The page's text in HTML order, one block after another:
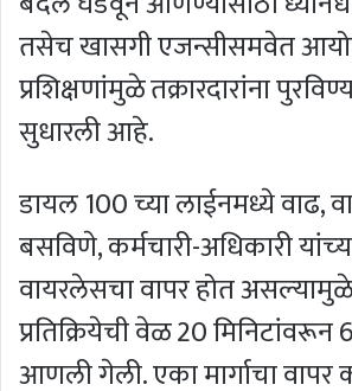
तसेच खासगी एजन्सीसमवेत
प्रशिक्षणांमुळे तक्रारदारांना
सुधारली आहे.
डायल 100 च्या लाईनमध्ये वाढ,
बसविणे, कर्मचारी-अधिकारी
वायरलेसचा वापर होत
प्रतिक्रियेची वेळ 20 मिनिटांवरून
आणली गेली. एका मार्गाचा